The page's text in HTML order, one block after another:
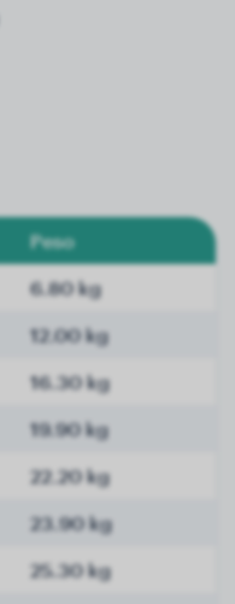
Peso
6.80 kg
12.00 kg
16.30 kg
19.90 kg
22.20 kg
23.90 kg
25.30 kg